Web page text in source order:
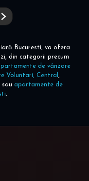
Pagina următoare
Bucuresti, va ofera
din categorii precum
de vânzare
Voluntari, Central ,
sau apartamente de
.